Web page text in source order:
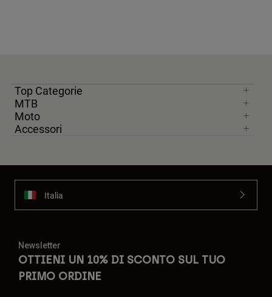
Top Categorie
MTB
Moto
Accessori
Italia
Newsletter
OTTIENI UN 10% DI SCONTO SUL TUO
PRIMO ORDINE